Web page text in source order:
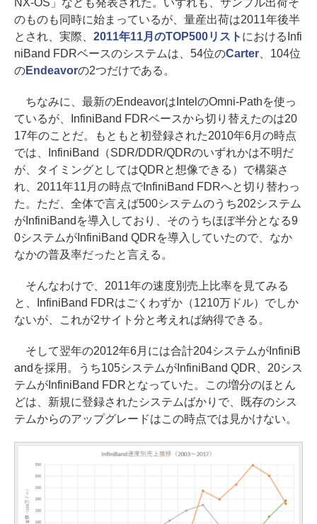
のものも同時に始まっているが、量産出荷は2011年後半
とされ、実際、 2011年11月のTOP500リスト におけるInfi
niBand FDRベースのシステムは、54位のCarter、104位
のEndeavorの2つだけである。
ちなみに、最新のEndeavorはIntelのOmni-Pathを使っ
ているが、InfiniBand FDRベースから切り替えたのは20
17年のことだ。もともと初登録された2010年6月の時点
では、InfiniBand（SDR/DDR/QDRのいずれかは不明だ
が、タイミングとしてはQDRと想像できる）で構築さ
れ、2011年11月の時点でInfiniBand FDRへと切り替わっ
た。ただ、全体で言えば500システムのうち202システム
がInfiniBandを導入しており、そのうちほぼ半分となる9
0システムがInfiniBand QDRを導入していたので、なか
なかの普及率だったと言える。
そんなわけで、2011年の速度別売上比率を見てみる
と、InfiniBand FDRはごくわずか（1210万ドル）でしか
ないが、これが2サイト分と考えれば納得できる。
そして翌年の2012年6月には合計204システムがInfiniB
andを採用。うち105システムがInfiniBand QDR、20シス
テムがInfiniBand FDRとなっていた。この増分のほとん
どは、新規に登録されたシステムばかりで、既存のシス
テムからのアップグレードはこの時点では見かけない。